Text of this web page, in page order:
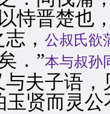
恃晋楚也
， 公叔氏欲
．”本与叔孙
夫子语
玉贤而灵